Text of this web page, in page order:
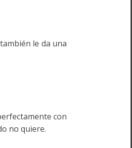
le da una
con
no quiere.